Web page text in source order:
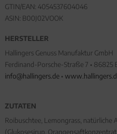
GTIN/EAN: 4054537604046
ASIN: B00J02VOOK
HERSTELLER
Hallingers Genuss Manufaktur GmbH
Ferdinand-Porsche-Straße 7 • 86825
info@hallingers.de •
ZUTATEN
Roibuschtee, Lemongrass, natürliche
(Glukosesirup,